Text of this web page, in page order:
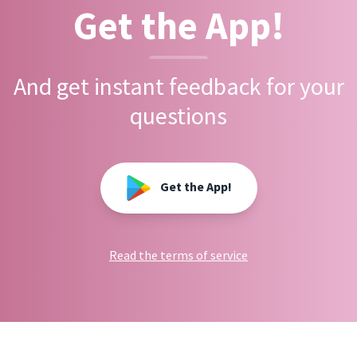
Get the App!
And get instant feedback for your
questions
Get the App!
Read the terms of service